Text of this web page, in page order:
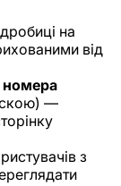
на
від
номера
—
з